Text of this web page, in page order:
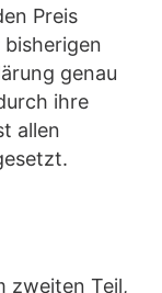
Preis
genau
ihre
allen
zweiten Teil,